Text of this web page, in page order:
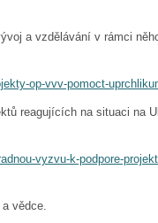
a vzdělávání v rámci
op-vvv-pomoct-
reagujících na situaci na
vyzvu-k-podpore-
vědce.